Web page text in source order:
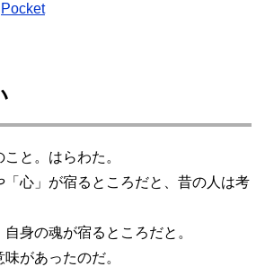
Pocket
こと。はらわた。
「心」が宿るところだと、昔の人は考
身の魂が宿るところだと。
味があったのだ。